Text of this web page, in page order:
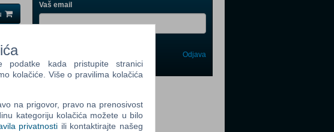
Vaš email
Field
One
Prijavi me Odjava
podatke kada pristupite stranici
kolačiće. Više o pravilima kolačića
na prigovor, pravo na prenosivost
kategoriju kolačića možete u bilo
privatnosti ili kontaktirajte našeg